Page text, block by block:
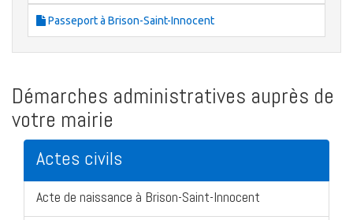
Passeport à Brison-Saint-Innocent
Démarches administratives auprès de
votre mairie
Actes civils
Acte de naissance à Brison-Saint-Innocent